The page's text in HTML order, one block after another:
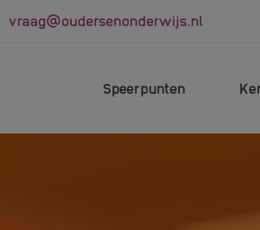
vraag@oudersenonderwijs.nl
Speerpunten